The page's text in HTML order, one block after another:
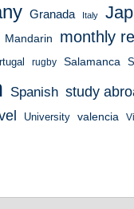
Granada Italy
Mandarin monthly
rugby Salamanca
Spanish study
University valencia